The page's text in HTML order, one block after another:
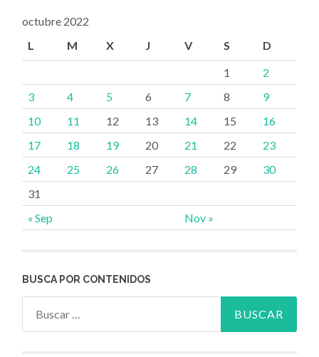
octubre 2022
L
M X J V S D
« Sep Nov »
1
2
3
4 5 6 7 8
9
10
11 12 13 14 15
16
17
18 19 20 21 22
23
24
25 26 27 28 29
30
31
BUSCA POR CONTENIDOS